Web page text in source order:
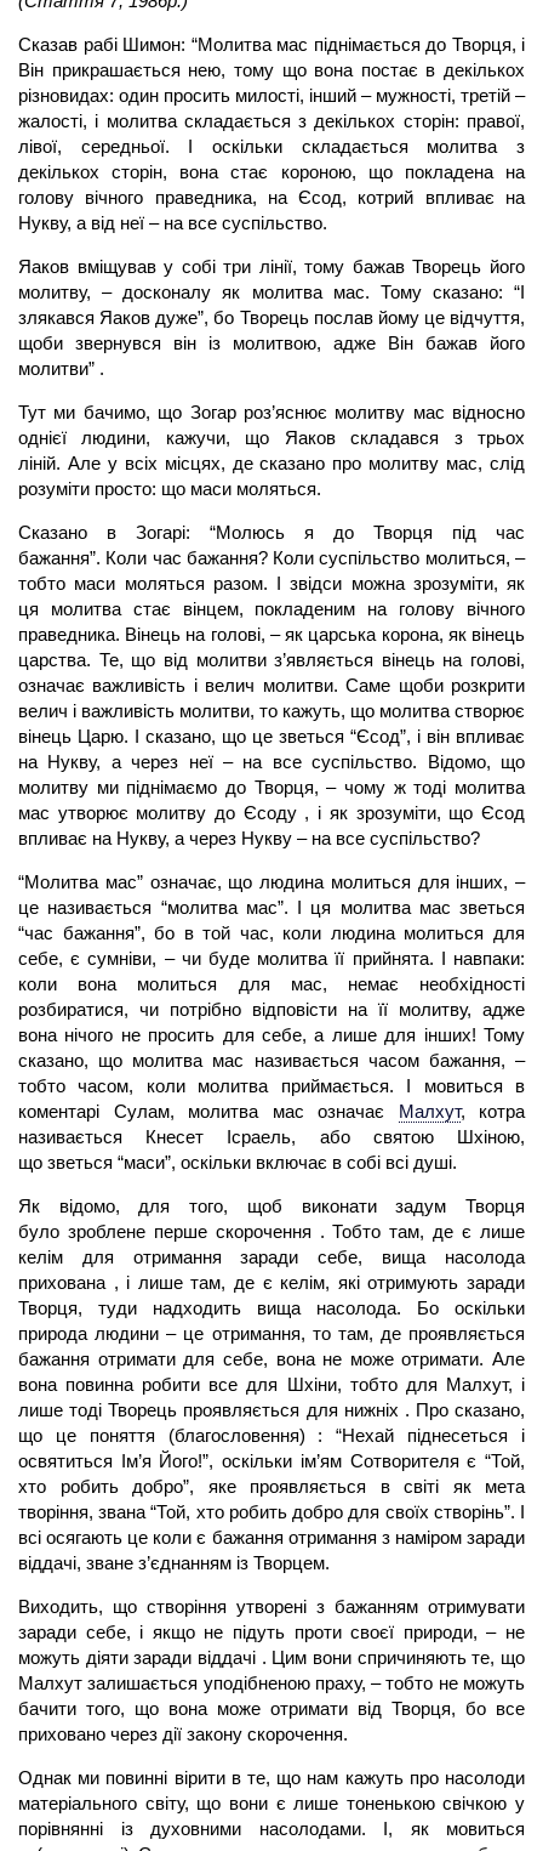
Сказав рабі Шимон: “Молитва мас піднімається до Творця, і
Він прикрашається нею, тому що вона постає в декількох
різновидах: один просить милості, інший – мужності, третій –
жалості, і молитва складається з декількох сторін: правої,
лівої, середньої. І оскільки складається молитва з
декількох сторін, вона стає короною, що покладена на
голову вічного праведника, на Єсод, котрий впливає на
Нукву, а від неї – на все суспільство.
Яаков вміщував у собі три лінії, тому бажав Творець його
молитву, – досконалу як молитва мас. Тому сказано: “І
злякався Яаков дуже”, бо Творець послав йому це відчуття,
щоби звернувся він із молитвою, адже Він бажав його
молитви” .
Тут ми бачимо, що Зогар роз’яснює молитву мас відносно
однієї людини, кажучи, що Яаков складався з трьох
ліній. Але у всіх місцях, де сказано про молитву мас, слід
розуміти просто: що маси моляться.
Сказано в Зогарі: “Молюсь я до Творця під час
бажання”. Коли час бажання? Коли суспільство молиться, –
тобто маси моляться разом. І звідси можна зрозуміти, як
ця молитва стає вінцем, покладеним на голову вічного
праведника. Вінець на голові, – як царська корона, як вінець
царства. Те, що від молитви з’являється вінець на голові,
означає важливість і велич молитви. Саме щоби розкрити
велич і важливість молитви, то кажуть, що молитва створює
вінець Царю. І сказано, що це зветься “Єсод”, і він впливає
на Нукву, а через неї – на все суспільство. Відомо, що
молитву ми піднімаємо до Творця, – чому ж тоді молитва
мас утворює молитву до Єсоду , і як зрозуміти, що Єсод
впливає на Нукву, а через Нукву – на все суспільство?
“Молитва мас” означає, що людина молиться для інших, –
це називається “молитва мас”. І ця молитва мас зветься
“час бажання”, бо в той час, коли людина молиться для
себе, є сумніви, – чи буде молитва її прийнята. І навпаки:
коли вона молиться для мас, немає необхідності
розбиратися, чи потрібно відповісти на її молитву, адже
вона нічого не просить для себе, а лише для інших! Тому
сказано, що молитва мас називається часом бажання, –
тобто часом, коли молитва приймається. І мовиться в
коментарі Сулам, молитва мас означає
Малхут, котра
називається Кнесет Ісраель, або святою Шхіною,
що зветься “маси”, оскільки включає в собі всі душі.
Як відомо, для того, щоб виконати задум Творця
було зроблене перше скорочення . Тобто там, де є лише
келім для отримання заради себе, вища насолода
прихована , і лише там, де є келім, які отримують заради
Творця, туди надходить вища насолода. Бо оскільки
природа людини – це отримання, то там, де проявляється
бажання отримати для себе, вона не може отримати. Але
вона повинна робити все для Шхіни, тобто для Малхут, і
лише тоді Творець проявляється для нижніх . Про сказано,
що це поняття (благословення) : “Нехай піднесеться і
освятиться Ім’я Його!”, оскільки ім’ям Сотворителя є “Той,
хто робить добро”, яке проявляється в світі як мета
творіння, звана “Той, хто робить добро для своїх створінь”. І
всі осягають це коли є бажання отримання з наміром заради
віддачі, зване з’єднанням із Творцем.
Виходить, що створіння утворені з бажанням отримувати
заради себе, і якщо не підуть проти своєї природи, – не
можуть діяти заради віддачі . Цим вони спричиняють те, що
Малхутзалишається уподібненою праху, – тобто не можуть
бачити того, що вона може отримати від Творця, бо все
приховано через дії закону скорочення.
Однак ми повинні вірити в те, що нам кажуть про насолоди
матеріального світу, що вони є лише тоненькою свічкою у
порівнянні із духовними насолодами. І, як мовиться